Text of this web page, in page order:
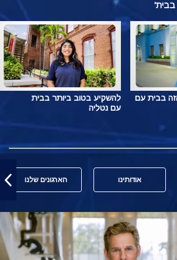
בבית'
בבית עם
להשקיע בטוב ביותר בבית
עם נטליה
אודותינו הארגונים שלנו